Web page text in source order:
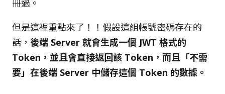
冊過。
但是這裡重點來了！！假設這組帳號密碼存在的
話， 後端 Server 就會生成一個 JWT 格式的
Token，並且會直接返回該 Token，而且「不需
要」在後端 Server 中儲存這個 Token 的數據。